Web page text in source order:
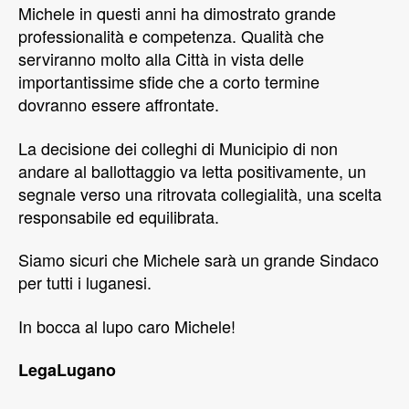
Michele in questi anni ha dimostrato grande
professionalità e competenza. Qualità che
serviranno molto alla Città in vista delle
importantissime sfide che a corto termine
dovranno essere affrontate.
La decisione dei colleghi di Municipio di non
andare al ballottaggio va letta positivamente, un
segnale verso una ritrovata collegialità, una scelta
responsabile ed equilibrata.
Siamo sicuri che Michele sarà un grande Sindaco
per tutti i luganesi.
In bocca al lupo caro Michele!
LegaLugano